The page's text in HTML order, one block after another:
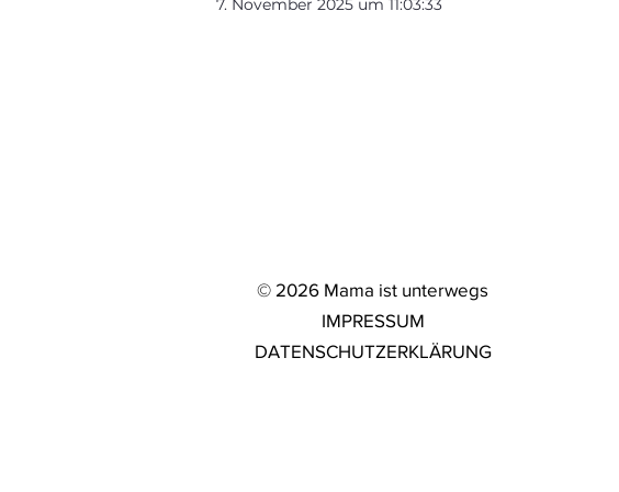
7. November 2025 um 11:03:33
© 2026 Mama ist unterwegs
IMPRESSUM
DATENSCHUTZERKLÄRUNG